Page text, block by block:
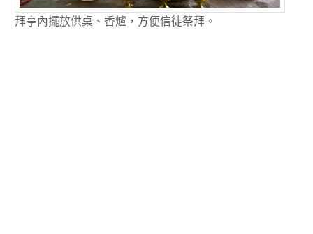
拜亭內擺放供桌、香爐，方便信徒祭拜。